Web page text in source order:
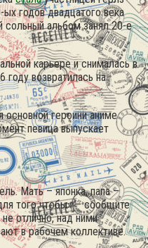
годов двадцатого века
сольный альбом занял 20-е
карьере и снималась в
году возвратилась на
героини аниме
певица выпускает
Мать – японка, папа –
того чтобы» – сообщите
отлично, над ними
в рабочем коллективе.